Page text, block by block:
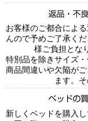
お客様のご都合によ
んので予めご了承く
様ご負担とな
特別品を除きサイズ
商品間違いや欠陥が
ます。
新しくベッドを購入